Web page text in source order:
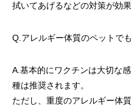
拭いてあげるなどの対策が効果
Q.アレルギー体質のペットで
A.基本的にワクチンは大切な
種は推奨されます。
ただし、重度のアレルギー体